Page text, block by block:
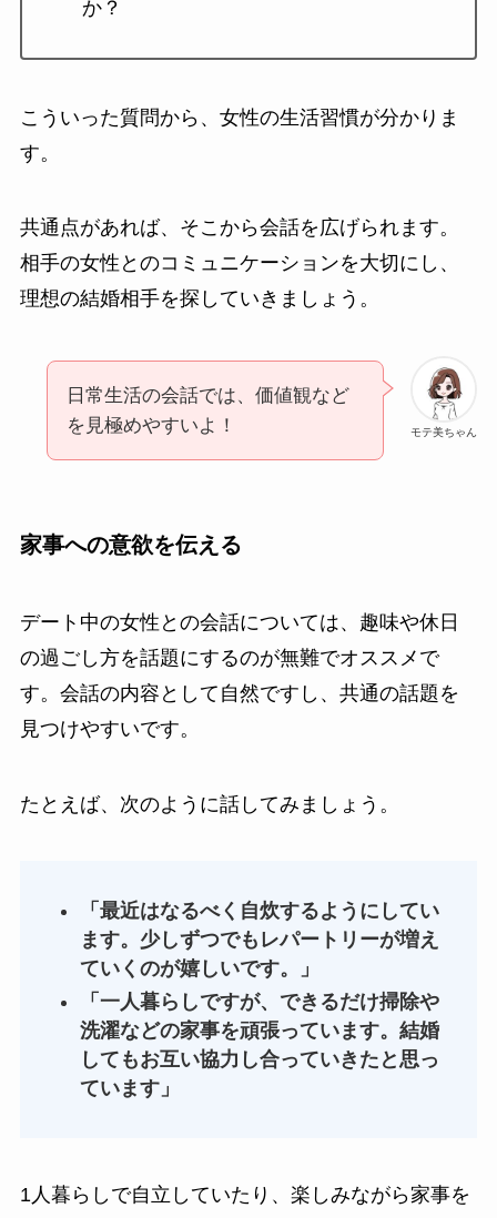
か？
こういった質問から、女性の生活習慣が分かりま
す。
共通点があれば、そこから会話を広げられます。
相手の女性とのコミュニケーションを大切にし、
理想の結婚相手を探していきましょう。
モテ美ちゃん
日常生活の会話では、価値観など
を見極めやすいよ！
家事への意欲を伝える
デート中の女性との会話については、趣味や休日
の過ごし方を話題にするのが無難でオススメで
す。会話の内容として自然ですし、共通の話題を
見つけやすいです。
たとえば、次のように話してみましょう。
「最近はなるべく自炊するようにしてい
ます。少しずつでもレパートリーが増え
ていくのが嬉しいです。」
「一人暮らしですが、できるだけ掃除や
洗濯などの家事を頑張っています。結婚
してもお互い協力し合っていきたと思っ
ています」
1人暮らしで自立していたり、楽しみながら家事を